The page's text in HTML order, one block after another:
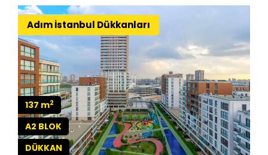
Adım İstanbul Dükkanları
137 m2
A2 BLOK
DÜKKAN